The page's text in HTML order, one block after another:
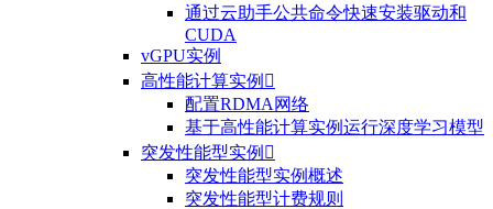
通过云助手公共命令快速安装驱动和
CUDA
vGPU实例
高性能计算实例 
配置RDMA网络
基于高性能计算实例运行深度学习模型
突发性能型实例 
突发性能型实例概述
突发性能型计费规则